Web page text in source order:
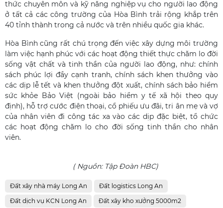
thức chuyên môn và kỹ năng nghiệp vụ cho người lao động
ở tất cả các công trường của Hòa Bình trải rộng khắp trên
40 tỉnh thành trong cả nước và trên nhiều quốc gia khác.
Hòa Bình cũng rất chú trọng đến việc xây dựng môi trường
làm việc hạnh phúc với các hoạt động thiết thực chăm lo đời
sống vật chất và tinh thần của người lao động, như: chính
sách phúc lợi đầy cạnh tranh, chính sách khen thưởng vào
các dịp lễ tết và khen thưởng đột xuất, chính sách bảo hiểm
sức khỏe Bảo Việt (ngoài bảo hiểm y tế xã hội theo quy
định), hỗ trợ cước điện thoại, cổ phiếu ưu đãi, tri ân mẹ và vợ
của nhân viên đi công tác xa vào các dịp đặc biệt, tổ chức
các hoạt động chăm lo cho đời sống tinh thần cho nhân
viên.
( Nguồn: Tập Đoàn HBC)
Đất xây nhà máy Long An
Đất logistics Long An
Đất dịch vụ KCN Long An
Đất xây kho xưởng 5000m2